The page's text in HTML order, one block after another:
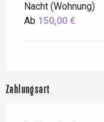
Nacht (Wohnung)
Ab 150,00 €
Zahlungsart